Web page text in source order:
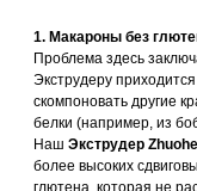
1. Макароны без
Проблема здесь
Экструдеру
скомпоновать другие
белки (например, из
Наш Экструдер
более высоких
глютена, которая не